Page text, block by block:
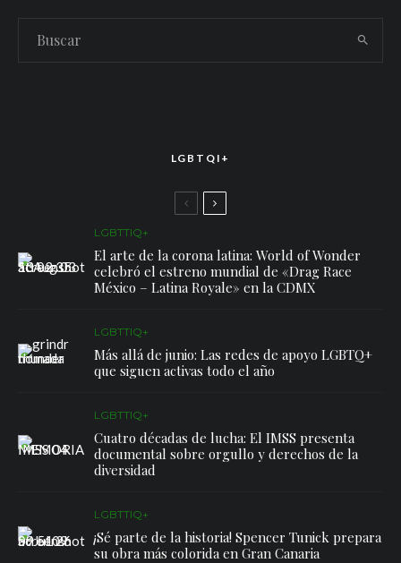
LGBTQI+
LGBTTIQ+
El arte de la corona latina: World of Wonder
celebró el estreno mundial de «Drag Race
México – Latina Royale» en la CDMX
LGBTTIQ+
Más allá de junio: Las redes de apoyo LGBTQ+
que siguen activas todo el año
LGBTTIQ+
Cuatro décadas de lucha: El IMSS presenta
documental sobre orgullo y derechos de la
diversidad
LGBTTIQ+
¡Sé parte de la historia! Spencer Tunick prepara
su obra más colorida en Gran Canaria